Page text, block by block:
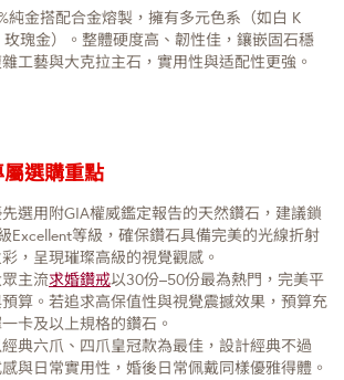
純金搭配合金熔製，擁有多元色系（如白 K
玫瑰金）。整體硬度高、韌性佳，鑲嵌固石穩
工藝與大克拉主石，實用性與适配性更強。
選購重點
選用附GIA權威鑑定報告的天然鑽石，建議鎖
Excellent等級，確保鑽石具備完美的光線折射
，呈現璀璨高級的視覺觀感。
主流求婚鑽戒以30份–50份最為熱門，完美平
算。若追求高保值性與視覺震撼效果，預算充
卡及以上規格的鑽石。
典六爪、四爪皇冠款為最佳，設計經典不過
與日常實用性，婚後日常佩戴同樣優雅得體。